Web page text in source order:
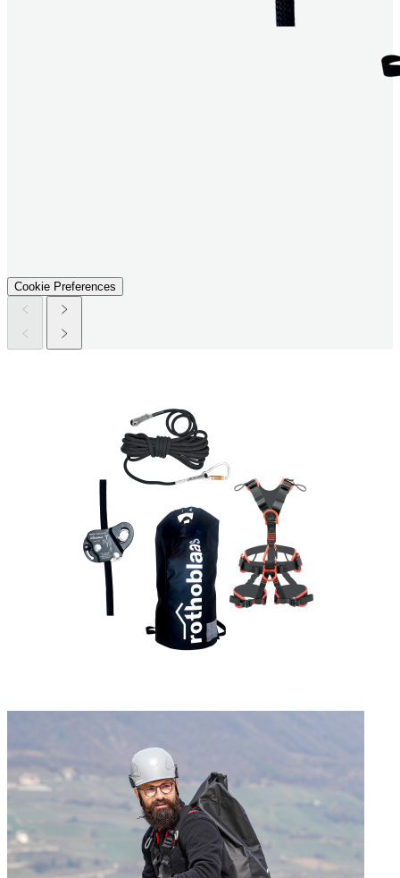
Cookie Preferences